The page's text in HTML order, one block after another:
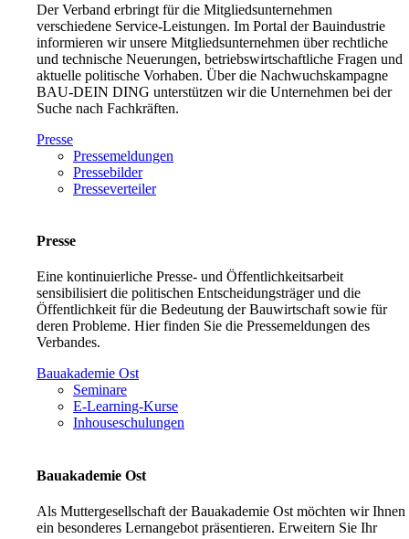
Der Verband erbringt für die Mitgliedsunternehmen
verschiedene Service-Leistungen. Im Portal der Bauindustrie
informieren wir unsere Mitgliedsunternehmen über rechtliche
und technische Neuerungen, betriebswirtschaftliche Fragen und
aktuelle politische Vorhaben. Über die Nachwuchskampagne
BAU-DEIN DING unterstützen wir die Unternehmen bei der
Suche nach Fachkräften.
Presse
Pressemeldungen
Pressebilder
Presseverteiler
Presse
Eine kontinuierliche Presse- und Öffentlichkeitsarbeit
sensibilisiert die politischen Entscheidungsträger und die
Öffentlichkeit für die Bedeutung der Bauwirtschaft sowie für
deren Probleme. Hier finden Sie die Pressemeldungen des
Verbandes.
Bauakademie Ost
Seminare
E-Learning-Kurse
Inhouseschulungen
Bauakademie Ost
Als Muttergesellschaft der Bauakademie Ost möchten wir Ihnen
ein besonderes Lernangebot präsentieren. Erweitern Sie Ihr